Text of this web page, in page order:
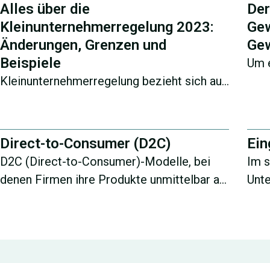
Alles über die
Kleinunternehmerregelung 2023:
Änderungen, Grenzen und
Beispiele
Kleinunternehmerregelung bezieht sich auf
profitieren sie davon, dass sie keine
Umsatzsteuervoranmeldung dem
Finanzamt abgeben müssen.
Um
Direct-to-Consumer (D2C)
D2C (Direct-to-Consumer)-Modelle, bei
denen Firmen ihre Produkte unmittelbar an
Im